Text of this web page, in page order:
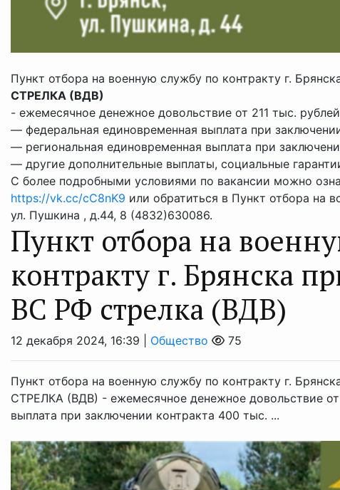
Пункт отбора на военную службу по контракту г.
⁣СТРЕЛКА (ВДВ)
⁣- ежемесячное денежное довольствие от 211 тыс.
— федеральная единовременная выплата при
— региональная единовременная выплата при
— другие дополнительные выплаты, социальные
С более подробными условиями по вакансии можно
https://vk.cc/cC8nK9 или обратиться в Пункт отбора на
ул. Пушкина , д.44, 8 (4832)630086.
Пункт отборa нa
контрaкту г. Брянска
ВС РФ стрeлка (ВДВ)
12 декабря 2024, 16:39 | Общество 75
Пункт отбора на военную службу по контракту г.
⁣СТРЕЛКА (ВДВ) ⁣- ежемесячное денежное довольствие
выплата при заключении контракта 400 тыс. ...